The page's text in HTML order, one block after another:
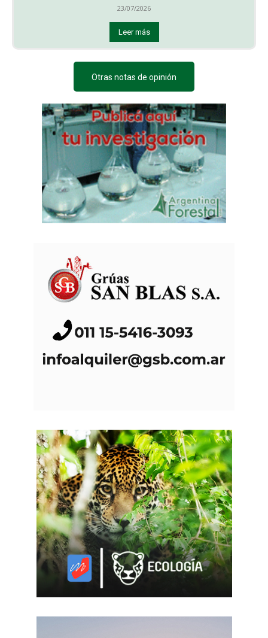
23/07/2026
Leer más
Otras notas de opinión